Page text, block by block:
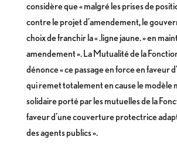
considère que « malgré les prises de
contre le projet d’amendement, le
choix de franchir la « .ligne jaune. » en
amendement ». La Mutualité de la
dénonce « ce passage en force en faveur
qui remet totalement en cause le modèle
solidaire porté par les mutuelles de la
faveur d’une couverture protectrice
des agents publics ».